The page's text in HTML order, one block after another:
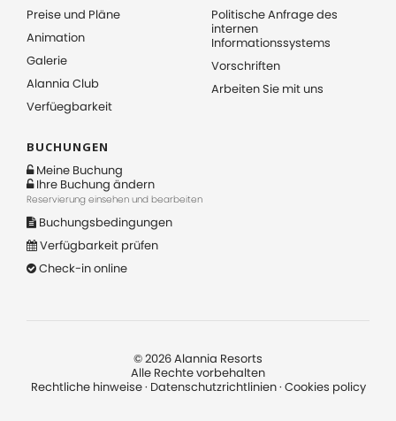
Preise und Pläne
Animation
Galerie
Alannia Club
Verfüegbarkeit
Politische Anfrage des
internen
Informationssystems
Vorschriften
Arbeiten Sie mit uns
BUCHUNGEN
Meine Buchung
Ihre Buchung ändern
Reservierung einsehen und bearbeiten
Buchungsbedingungen
Verfügbarkeit prüfen
Check-in online
©2026Alannia Resorts
Alle Rechte vorbehalten
Rechtliche hinweise· Datenschutzrichtlinien· Cookies policy